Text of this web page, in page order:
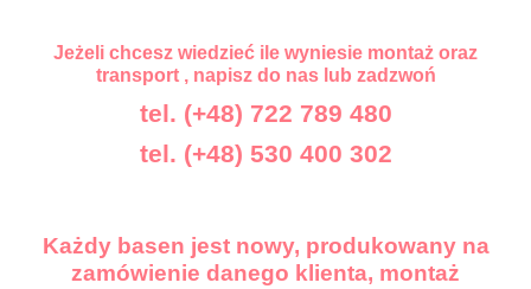
Jeżeli chcesz wiedzieć ile wyniesie montaż oraz
transport , napisz do nas lub zadzwoń
tel. (+48) 722 789 480
tel. (+48) 530 400 302
Każdy basen jest nowy, produkowany na
zamówienie danego klienta, montaż